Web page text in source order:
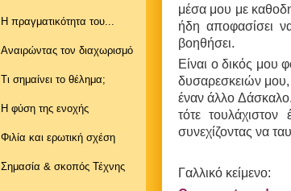
μέσα μου με
ήδη αποφασίσει
βοηθήσει.
Είναι ο δικός μου
δυσαρεσκειών
έναν άλλο
τότε
συνεχίζοντας να
Γαλλικό κείμενο:
Η πραγματικότητα του...
Αναιρώντας τον διαχωρισμό
Τι σημαίνει το θέλημα;
Η φύση της ενοχής
Φιλία και ερωτική σχέση
Σημασία & σκοπός Τέχνης